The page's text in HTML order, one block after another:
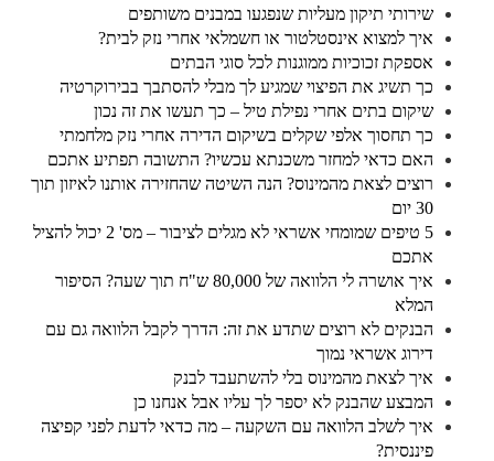
שירותי תיקון מעליות שנפגעו במבנים משותפים
איך למצוא אינסטלטור או חשמלאי אחרי נזק לבית?
אספקת זכוכיות ממוגנות לכל סוגי הבתים
כך תשיג את הפיצוי שמגיע לך מבלי להסתבך בבירוקרטיה
שיקום בתים אחרי נפילת טיל – כך תעשו את זה נכון
כך תחסוך אלפי שקלים בשיקום הדירה אחרי נזק מלחמתי
האם כדאי למחזר משכנתא עכשיו? התשובה תפתיע אתכם
רוצים לצאת מהמינוס? הנה השיטה שהחזירה אותנו לאיזון תוך
30 יום
5 טיפים שמומחי אשראי לא מגלים לציבור – מס' 2 יכול להציל
אתכם
איך אושרה לי הלוואה של 80,000 ש"ח תוך שעה? הסיפור
המלא
הבנקים לא רוצים שתדע את זה: הדרך לקבל הלוואה גם עם
דירוג אשראי נמוך
איך לצאת מהמינוס בלי להשתעבד לבנק
המבצע שהבנק לא יספר לך עליו אבל אנחנו כן
איך לשלב הלוואה עם השקעה – מה כדאי לדעת לפני קפיצה
פיננסית?